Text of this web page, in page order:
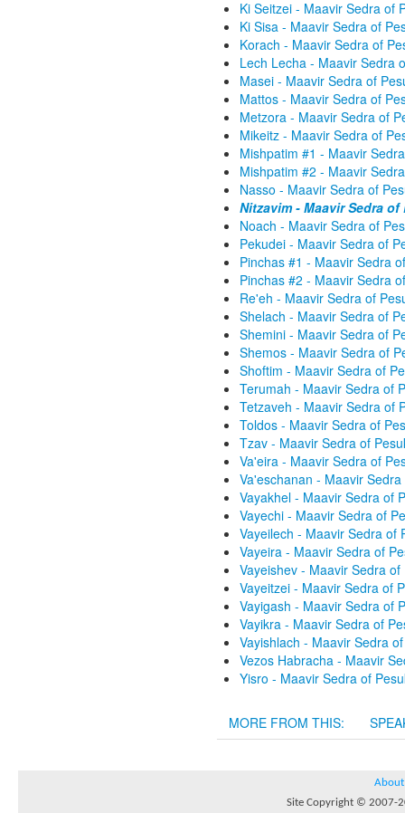
Ki Seitzei - Maavir Sedra of
Ki Sisa - Maavir Sedra of
Korach - Maavir Sedra of
Lech Lecha - Maavir Sedra
Masei - Maavir Sedra of
Mattos - Maavir Sedra of
Metzora - Maavir Sedra of
Mikeitz - Maavir Sedra of
Mishpatim #1 - Maavir
Mishpatim #2 - Maavir
Nasso - Maavir Sedra of
Nitzavim - Maavir Sedra
Noach - Maavir Sedra of
Pekudei - Maavir Sedra of
Pinchas #1 - Maavir Sedra
Pinchas #2 - Maavir Sedra
Re'eh - Maavir Sedra of
Shelach - Maavir Sedra of
Shemini - Maavir Sedra of
Shemos - Maavir Sedra of
Shoftim - Maavir Sedra of
Terumah - Maavir Sedra of
Tetzaveh - Maavir Sedra of
Toldos - Maavir Sedra of
Tzav - Maavir Sedra of
Va'eira - Maavir Sedra of
Va'eschanan - Maavir
Vayakhel - Maavir Sedra of
Vayechi - Maavir Sedra of
Vayeilech - Maavir Sedra of
Vayeira - Maavir Sedra of
Vayeishev - Maavir Sedra
Vayeitzei - Maavir Sedra of
Vayigash - Maavir Sedra of
Vayikra - Maavir Sedra of
Vayishlach - Maavir Sedra
Vezos Habracha - Maavir
Yisro - Maavir Sedra of
MORE FROM THIS:
About
Site Copyright © 2007-